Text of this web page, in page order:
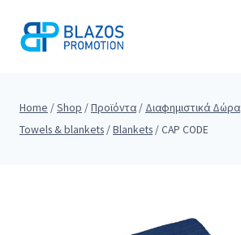
Home /Shop /Προϊόντα / Διαφημιστικά Δώρα
Towels & blankets /Blankets /CAP CODE